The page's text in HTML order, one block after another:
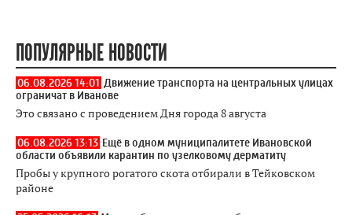
ПОПУЛЯРНЫЕ НОВОСТИ
06.08.2026 14:01 Движение транспорта на центральных улицах
ограничат в Иванове
Это связано с проведением Дня города 8 августа
06.08.2026 13:13 Ещё в одном муниципалитете Ивановской
области объявили карантин по узелковому дерматиту
Пробы у крупного рогатого скота отбирали в Тейковском
районе